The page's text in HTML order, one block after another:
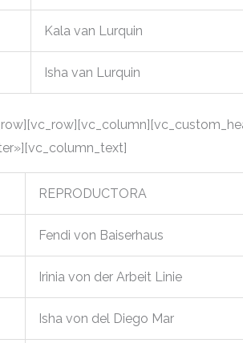
Kala van Lurquin
Isha van Lurquin
REPRODUCTORA
Fendi von Baiserhaus
Irinia von der Arbeit Linie
Isha von del Diego Mar